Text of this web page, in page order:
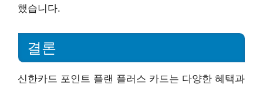
했습니다.
결론
신한카드 포인트 플랜 플러스 카드는 다양한 혜택과